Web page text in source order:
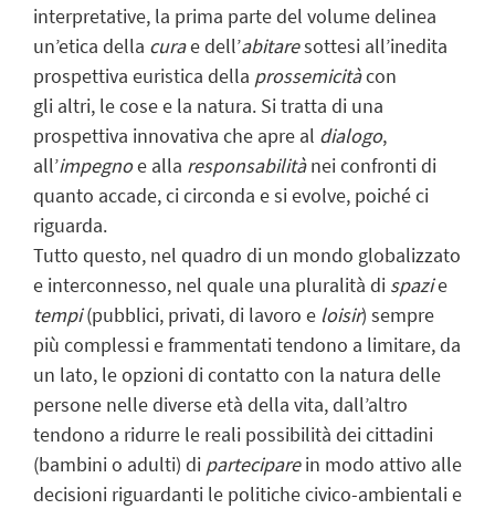
interpretative, la prima parte del volume delinea
un’etica della curae dell’abitaresottesi all’inedita
prospettiva euristica della prossemicitàcon
gli altri, le cose e la natura. Si tratta di una
prospettiva innovativa che apre al dialogo,
all’impegnoe alla responsabilitànei confronti di
quanto accade, ci circonda e si evolve, poiché ci
riguarda.
Tutto questo, nel quadro di un mondo globalizzato
e interconnesso, nel quale una pluralità di spazie
tempi(pubblici, privati, di lavoro e loisir) sempre
più complessi e frammentati tendono a limitare, da
un lato, le opzioni di contatto con la natura delle
persone nelle diverse età della vita, dall’altro
tendono a ridurre le reali possibilità dei cittadini
(bambini o adulti) di parteciparein modo attivo alle
decisioni riguardanti le politiche civico-ambientali e